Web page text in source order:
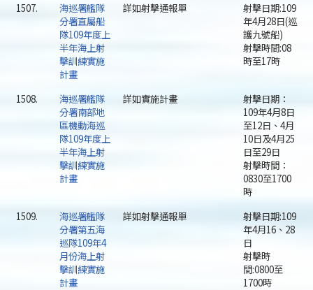
1507.
海巡署艦隊
分署直屬船
隊109年度上
半年海上射
擊訓練實施
計畫
詳如射擊通報單
射擊日期:109
年4月28日(巡
護九號船)
射擊時間:08
時至17時
1508.
海巡署艦隊
分署南部地
區機動海巡
隊109年度上
半年海上射
擊訓練實施
計畫
詳如實施計畫
射擊日期：
109年4月8日
至12日、4月
10日及4月25
日至29日
射擊時間：
0830至1700
時
1509.
海巡署艦隊
分署第五海
巡隊109年4
月份海上射
擊訓練實施
計畫
詳如射擊通報單
射擊日期:109
年4月16、28
日
射擊時
間:0800至
1700時